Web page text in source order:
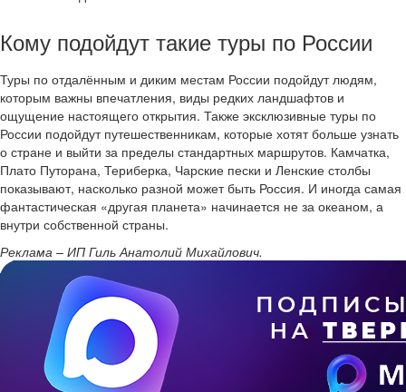
Кому подойдут такие туры по России
Туры по отдалённым и диким местам России подойдут людям,
которым важны впечатления, виды редких ландшафтов и
ощущение настоящего открытия. Также эксклюзивные туры по
России подойдут путешественникам, которые хотят больше узнать
о стране и выйти за пределы стандартных маршрутов. Камчатка,
Плато Путорана, Териберка, Чарские пески и Ленские столбы
показывают, насколько разной может быть Россия. И иногда самая
фантастическая «другая планета» начинается не за океаном, а
внутри собственной страны.
Реклама – ИП Гиль Анатолий Михайлович.